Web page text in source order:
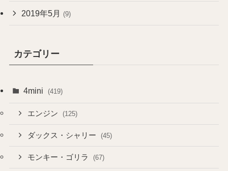
2019年5月 (9)
カテゴリー
4mini (419)
エンジン (125)
ダックス・シャリー (45)
モンキー・ゴリラ (67)